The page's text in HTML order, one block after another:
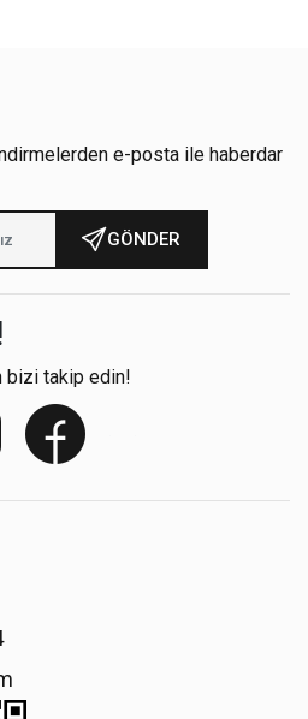
e-posta ile haberdar
GÖNDER
bizi takip edin!